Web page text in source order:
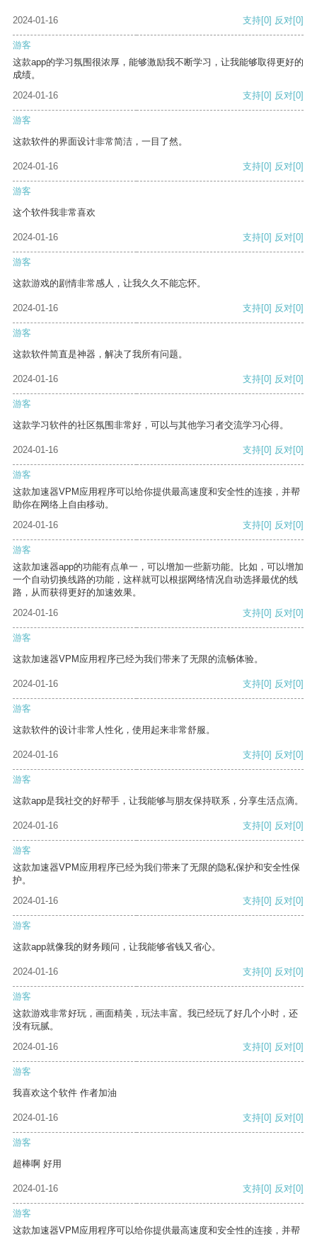
2024-01-16 支持[0] 反对[0]
游客
这款app的学习氛围很浓厚，能够激励我不断学习，让我能够取得更好的
成绩。
2024-01-16
支持[0] 反对[0]
游客
这款软件的界面设计非常简洁，一目了然。
2024-01-16 支持[0] 反对[0]
游客
这个软件我非常喜欢
2024-01-16 支持[0] 反对[0]
游客
这款游戏的剧情非常感人，让我久久不能忘怀。
2024-01-16 支持[0] 反对[0]
游客
这款软件简直是神器，解决了我所有问题。
2024-01-16 支持[0] 反对[0]
游客
这款学习软件的社区氛围非常好，可以与其他学习者交流学习心得。
2024-01-16 支持[0] 反对[0]
游客
这款加速器VPM应用程序可以给你提供最高速度和安全性的连接，并帮
助你在网络上自由移动。
2024-01-16
支持[0] 反对[0]
游客
这款加速器app的功能有点单一，可以增加一些新功能。比如，可以增加
一个自动切换线路的功能，这样就可以根据网络情况自动选择最优的线
路，从而获得更好的加速效果。
2024-01-16
支持[0] 反对[0]
游客
这款加速器VPM应用程序已经为我们带来了无限的流畅体验。
2024-01-16 支持[0] 反对[0]
游客
这款软件的设计非常人性化，使用起来非常舒服。
2024-01-16 支持[0] 反对[0]
游客
这款app是我社交的好帮手，让我能够与朋友保持联系，分享生活点滴。
2024-01-16 支持[0] 反对[0]
游客
这款加速器VPM应用程序已经为我们带来了无限的隐私保护和安全性保
护。
2024-01-16
支持[0] 反对[0]
游客
这款app就像我的财务顾问，让我能够省钱又省心。
2024-01-16 支持[0] 反对[0]
游客
这款游戏非常好玩，画面精美，玩法丰富。我已经玩了好几个小时，还
没有玩腻。
2024-01-16
支持[0] 反对[0]
游客
我喜欢这个软件 作者加油
2024-01-16 支持[0] 反对[0]
游客
超棒啊 好用
2024-01-16 支持[0] 反对[0]
游客
这款加速器VPM应用程序可以给你提供最高速度和安全性的连接，并帮